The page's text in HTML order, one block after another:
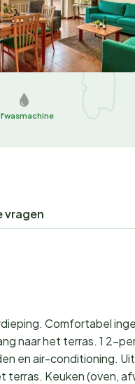
vragen
Comfortabel
naar het terras. 1 2-
en air-conditioning.
terras. Keuken (oven,